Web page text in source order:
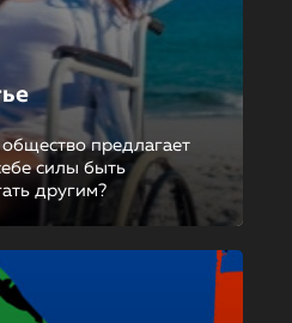
предлагает
силы быть
другим?